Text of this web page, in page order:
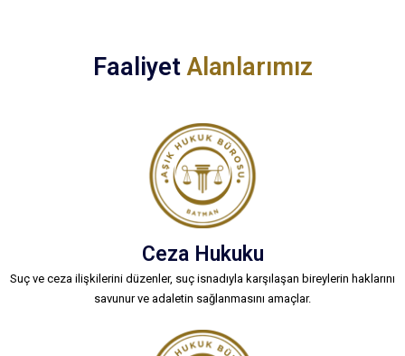
FaaliyetAlanlarımız
Ceza Hukuku
Suç ve ceza ilişkilerini düzenler, suç isnadıyla karşılaşan bireylerin haklarını
savunur ve adaletin sağlanmasını amaçlar.